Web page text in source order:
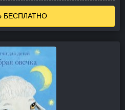
БЕСПЛАТНО